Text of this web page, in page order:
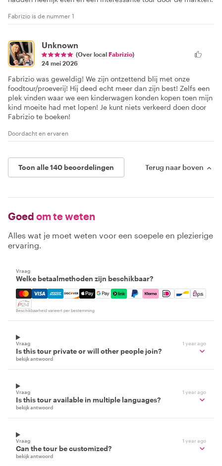
Fabrizio is de nummer 1
Unknown
(Over local Fabrizio)
24 mei 2026
Fabrizio was geweldig! We zijn ontzettend blij met onze
foodtour/proeverij! Hij deed echt meer dan zijn best! Zelfs een
plek vinden waar we een kinderwagen konden kopen toen mijn
kind moeite had met lopen! Je kunt niets verkeerd doen door
Fabrizio te boeken!
Doordacht en ervaren
Toon alle 140 beoordelingen Terug naar boven
Goed om te weten
Alles wat je moet weten voor een soepele en plezierige
ervaring.
Vraag
Welke betaalmethoden zijn beschikbaar?
Mastercard, Visa, Amex, Discover, Apple Pay, Google
Beschikbaarheid varieert per bestemming
Vraag 1 year ago
Is this tour private or will other people join?
bekijk antwoord
Vraag 1 year ago
Is this tour available in multiple languages?
bekijk antwoord
Vraag 1 year ago
Can the tour be customized?
bekijk antwoord